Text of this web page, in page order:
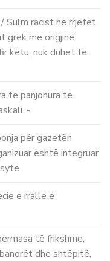
Sulm racist në rrjetet
grek me origjinë
këtu, nuk duhet të
të panjohura të
-
për gazetën
është integruar
e rralle e
të frikshme,
dhe shtëpitë,